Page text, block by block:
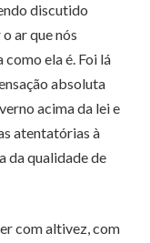
discutido
ar que nós
ela é. Foi lá
absoluta
acima da lei e
atentatórias à
da qualidade de
com altivez, com